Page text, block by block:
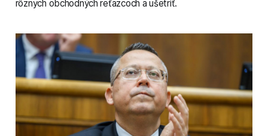
rôznych obchodných reťazcoch a ušetriť.